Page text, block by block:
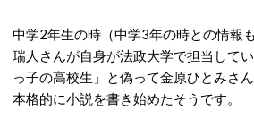
中学2年生の時（中学3年の時との情報
瑞人さんが自身が法政大学で担当して
っ子の高校生」と偽って金原ひとみさ
本格的に小説を書き始めたそうです。